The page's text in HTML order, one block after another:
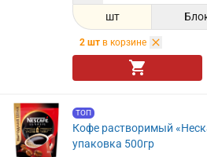
шт
2 шт в корзине
ТОП
Кофе растворимый
упаковка 500гр